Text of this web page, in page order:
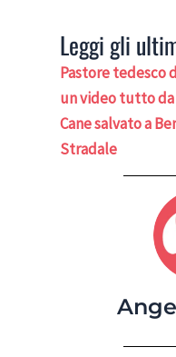
Leggi gli
Pastore tedesco
un video tutto
Cane salvato a
Stradale